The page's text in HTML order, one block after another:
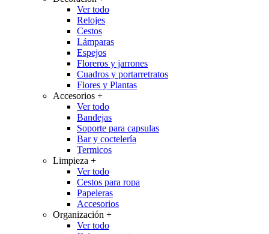
Ver todo
Relojes
Cestos
Lámparas
Espejos
Floreros y jarrones
Cuadros y portarretratos
Flores y Plantas
Accesorios +
Ver todo
Bandejas
Soporte para capsulas
Bar y coctelería
Termicos
Limpieza +
Ver todo
Cestos para ropa
Papeleras
Accesorios
Organización +
Ver todo